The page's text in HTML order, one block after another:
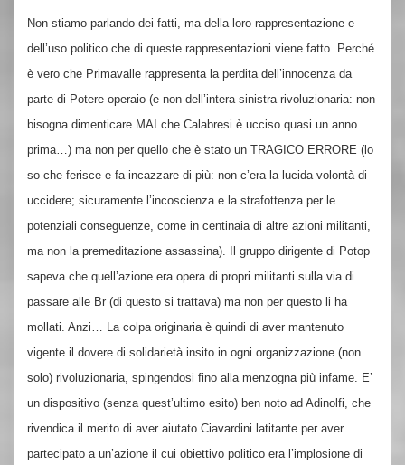
Non stiamo parlando dei fatti, ma della loro rappresentazione e
dell’uso politico che di queste rappresentazioni viene fatto. Perché
è vero che Primavalle rappresenta la perdita dell’innocenza da
parte di Potere operaio (e non dell’intera sinistra rivoluzionaria: non
bisogna dimenticare MAI che Calabresi è ucciso quasi un anno
prima…) ma non per quello che è stato un TRAGICO ERRORE (lo
so che ferisce e fa incazzare di più: non c’era la lucida volontà di
uccidere; sicuramente l’incoscienza e la strafottenza per le
potenziali conseguenze, come in centinaia di altre azioni militanti,
ma non la premeditazione assassina). Il gruppo dirigente di Potop
sapeva che quell’azione era opera di propri militanti sulla via di
passare alle Br (di questo si trattava) ma non per questo li ha
mollati. Anzi… La colpa originaria è quindi di aver mantenuto
vigente il dovere di solidarietà insito in ogni organizzazione (non
solo) rivoluzionaria, spingendosi fino alla menzogna più infame. E’
un dispositivo (senza quest’ultimo esito) ben noto ad Adinolfi, che
rivendica il merito di aver aiutato Ciavardini latitante per aver
partecipato a un’azione il cui obiettivo politico era l’implosione di